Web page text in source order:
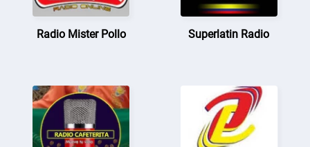
Radio Mister Pollo Superlatin Radio